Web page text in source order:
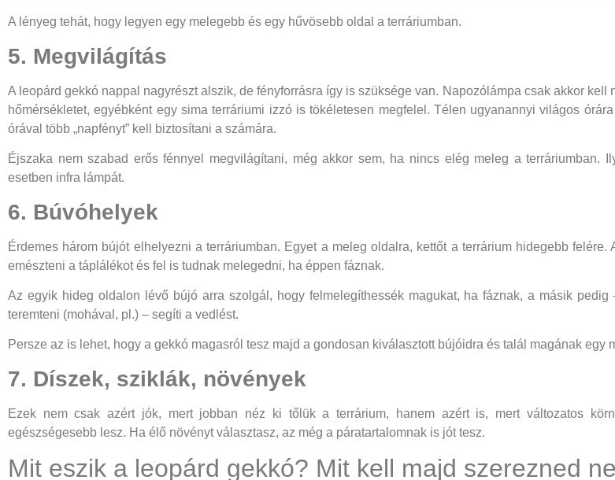
A lényeg tehát, hogy legyen egy melegebb és egy hűvösebb oldal a terráriumban.
5. Megvilágítás
A leopárd gekkó nappal nagyrészt alszik, de fényforrásra így is szüksége van. Napozólámpa csak akkor
hőmérsékletet, egyébként egy sima terráriumi izzó is tökéletesen megfelel. Télen ugyanannyi világos
órával több „napfényt” kell biztosítani a számára.
Éjszaka nem szabad erős fénnyel megvilágítani, még akkor sem, ha nincs elég meleg a terráriumban.
esetben infra lámpát.
6. Búvóhelyek
Érdemes három bújót elhelyezni a terráriumban. Egyet a meleg oldalra, kettőt a terrárium hidegebb
emészteni a táplálékot és fel is tudnak melegedni, ha éppen fáznak.
Az egyik hideg oldalon lévő bújó arra szolgál, hogy felmelegíthessék magukat, ha fáznak, a másik pedig
teremteni (mohával, pl.) – segíti a vedlést.
Persze az is lehet, hogy a gekkó magasról tesz majd a gondosan kiválasztott bújóidra és talál magának egy
7. Díszek, sziklák, növények
Ezek nem csak azért jók, mert jobban néz ki tőlük a terrárium, hanem azért is, mert változatos
egészségesebb lesz. Ha élő növényt választasz, az még a páratartalomnak is jót tesz.
Mit eszik a leopárd gekkó? Mit kell majd szerezned